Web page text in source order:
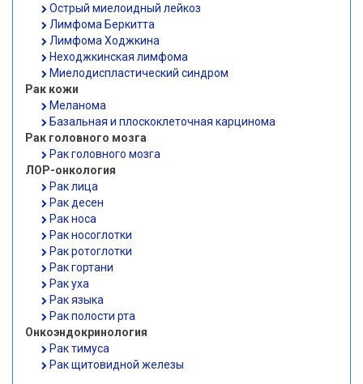
Острый миелоидный лейкоз
Лимфома Беркитта
Лимфома Ходжкина
Неходжкинская лимфома
Миелодиспластический синдром
Рак кожи
Меланома
Базальная и плоскоклеточная карцинома
Рак головного мозга
Рак головного мозга
ЛОР-онкология
Рак лица
Рак десен
Рак носа
Рак носоглотки
Рак ротоглотки
Рак гортани
Рак уха
Рак языка
Рак полости рта
Онкоэндокринология
Рак тимуса
Рак щитовидной железы